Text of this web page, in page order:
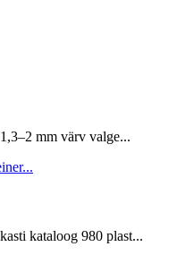
mm värv valge...
kataloog 980 plast...